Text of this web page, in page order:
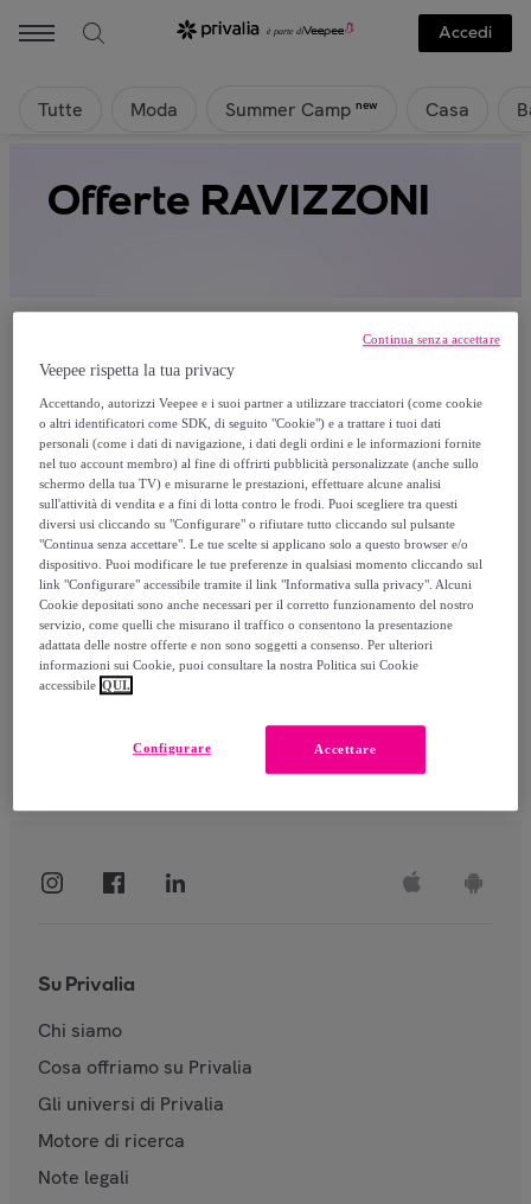
Accedi
Tutte Moda Summer Camp new Casa
Offerte RAVIZZONI
Attualmente non è disponibile alcun
prodotto.
Registrati e accedi a tutti i prodotti visibili ai nostri
membri.
Accedi
Su Privalia
Chi siamo
Cosa offriamo su Privalia
Gli universi di Privalia
Motore di ricerca
Note legali
Veepee rispetta la tua privacy
Accettando, autorizzi Veepee e i suoi partner a utilizzare tracciatori (come cookie
o altri identificatori come SDK, di seguito "Cookie") e a trattare i tuoi dati
personali (come i dati di navigazione, i dati degli ordini e le informazioni fornite
nel tuo account membro) al fine di offrirti pubblicità personalizzate (anche sullo
schermo della tua TV) e misurarne le prestazioni, effettuare alcune analisi
sull'attività di vendita e a fini di lotta contro le frodi. Puoi scegliere tra questi
diversi usi cliccando su "Configurare" o rifiutare tutto cliccando sul pulsante
"Continua senza accettare". Le tue scelte si applicano solo a questo browser e/o
dispositivo. Puoi modificare le tue preferenze in qualsiasi momento cliccando sul
link "Configurare" accessibile tramite il link "Informativa sulla privacy". Alcuni
Cookie depositati sono anche necessari per il corretto funzionamento del nostro
servizio, come quelli che misurano il traffico o consentono la presentazione
adattata delle nostre offerte e non sono soggetti a consenso. Per ulteriori
informazioni sui Cookie, puoi consultare la nostra Politica sui Cookie
accessibile QUI.
Accettare
Configurare
Continua senza accettare